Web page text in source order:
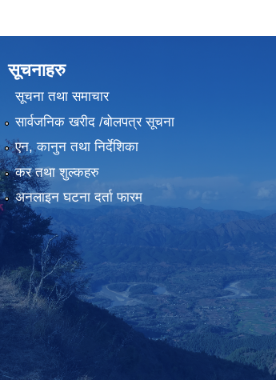
सूचनाहरु
सूचना तथा समाचार
सार्वजनिक खरीद /बोलपत्र सूचना
एन, कानुन तथा निर्देशिका
कर तथा शुल्कहरु
अनलाइन घटना दर्ता फारम